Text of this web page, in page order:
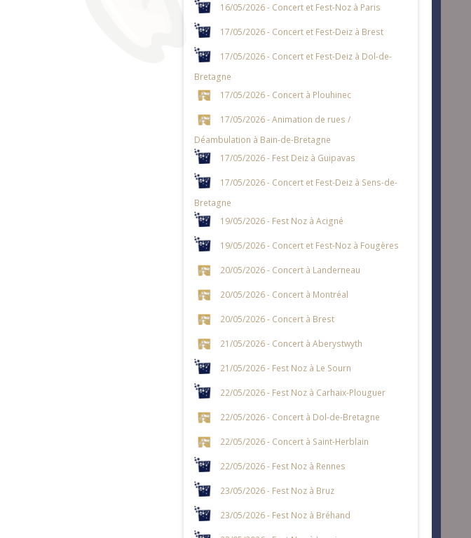
16/05/2026 - Concert et Fest-Noz à Paris
17/05/2026 - Concert et Fest-Deiz à Brest
17/05/2026 - Concert et Fest-Deiz à Dol-de-
Bretagne
17/05/2026 - Concert à Plouhinec
17/05/2026 - Animation de rues /
Déambulation à Bain-de-Bretagne
17/05/2026 - Fest Deiz à Guipavas
17/05/2026 - Concert et Fest-Deiz à Sens-de-
Bretagne
19/05/2026 - Fest Noz à Acigné
19/05/2026 - Concert et Fest-Noz à Fougères
20/05/2026 - Concert à Landerneau
20/05/2026 - Concert à Montréal
20/05/2026 - Concert à Brest
21/05/2026 - Concert à Aberystwyth
21/05/2026 - Fest Noz à Le Sourn
22/05/2026 - Fest Noz à Carhaix-Plouguer
22/05/2026 - Concert à Dol-de-Bretagne
22/05/2026 - Concert à Saint-Herblain
22/05/2026 - Fest Noz à Rennes
23/05/2026 - Fest Noz à Bruz
23/05/2026 - Fest Noz à Bréhand